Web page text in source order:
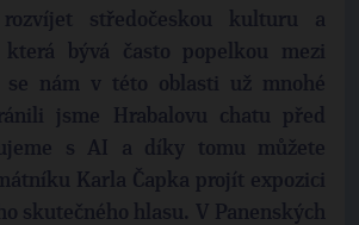
středočeskou kulturu a
bývá často popelkou mezi
se nám v této oblasti už mnohé
jsme Hrabalovu chatu před
s AI a díky tomu můžete
Karla Čapka projít expozici
skutečného hlasu. V Panenských